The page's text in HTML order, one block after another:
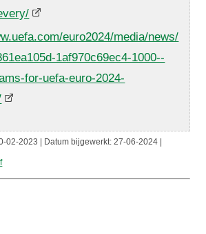
euro2024/media/news/
1af970c69ec4-1000--
for-uefa-euro-2024-
02-2023 | Datum bijgewerkt:27-06-2024 |